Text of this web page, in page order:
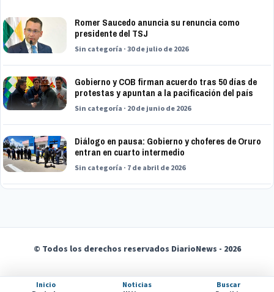
Romer Saucedo anuncia su renuncia como
presidente del TSJ
Sin categoría · 30 de julio de 2026
Gobierno y COB firman acuerdo tras 50 días de
protestas y apuntan a la pacificación del país
Sin categoría · 20 de junio de 2026
Diálogo en pausa: Gobierno y choferes de Oruro
entran en cuarto intermedio
Sin categoría · 7 de abril de 2026
© Todos los derechos reservados DiarioNews - 2026
Inicio Noticias Buscar